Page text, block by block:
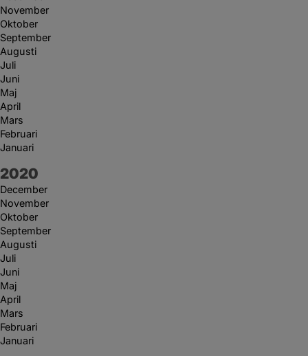
November
Oktober
September
Augusti
Juli
Juni
Maj
April
Mars
Februari
Januari
År:
2020
December
November
Oktober
September
Augusti
Juli
Juni
Maj
April
Mars
Februari
Januari